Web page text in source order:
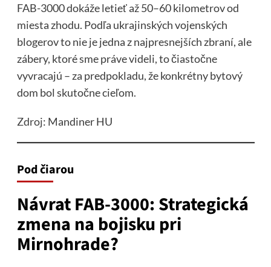
FAB-3000 dokáže letieť až 50–60 kilometrov od
miesta zhodu. Podľa ukrajinských vojenských
blogerov to nie je jedna z najpresnejších zbraní, ale
zábery, ktoré sme práve videli, to čiastočne
vyvracajú – za predpokladu, že konkrétny bytový
dom bol skutočne cieľom.
Zdroj: Mandiner HU
Pod čiarou
Návrat FAB-3000: Strategická
zmena na bojisku pri
Mirnohrade?